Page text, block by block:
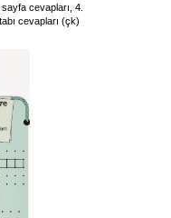
cevapları, 4.
cevapları (çk)